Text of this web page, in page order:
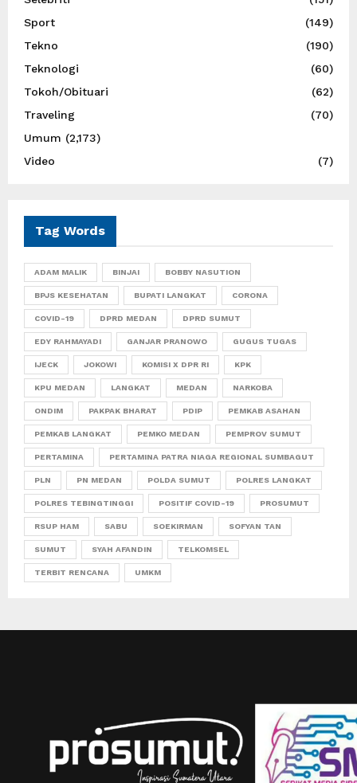
Sport
(149)
Tekno
(190)
Teknologi
(60)
Tokoh/Obituari
(62)
Traveling
(70)
Umum (2,173)
Video
(7)
Tag Words
ADAM MALIK BINJAI BOBBY NASUTION
BPJS KESEHATAN BUPATI LANGKAT CORONA
COVID-19 DPRD MEDAN DPRD SUMUT
EDY RAHMAYADI GANJAR PRANOWO GUGUS TUGAS
IJECK JOKOWI KOMISI X DPR RI KPK
KPU MEDAN LANGKAT MEDAN NARKOBA
ONDIM PAKPAK BHARAT PDIP PEMKAB ASAHAN
PEMKAB LANGKAT PEMKO MEDAN PEMPROV SUMUT
PERTAMINA PERTAMINA PATRA NIAGA REGIONAL SUMBAGUT
PLN PN MEDAN POLDA SUMUT POLRES LANGKAT
POLRES TEBINGTINGGI POSITIF COVID-19 PROSUMUT
RSUP HAM SABU SOEKIRMAN SOFYAN TAN
SUMUT SYAH AFANDIN TELKOMSEL
TERBIT RENCANA UMKM